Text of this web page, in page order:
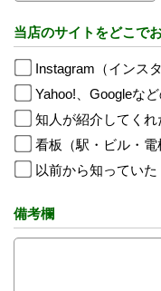
当店のサイトをどこで
Instagram（インス
Yahoo!、Googleな
知人が紹介してくれ
看板（駅・ビル・電
以前から知っていた
備考欄